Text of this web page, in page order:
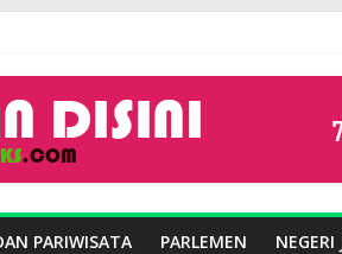
PARIWISATA PARLEMEN NEGERI